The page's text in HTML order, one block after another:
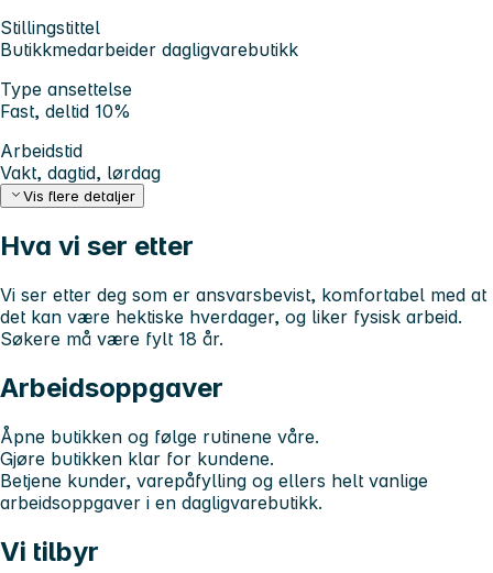
Stillingstittel
Butikkmedarbeider dagligvarebutikk
Type ansettelse
Fast, deltid 10%
Arbeidstid
Vakt, dagtid, lørdag
Vis flere detaljer
Hva vi ser etter
Vi ser etter deg som er ansvarsbevist, komfortabel med at
det kan være hektiske hverdager, og liker fysisk arbeid.
Søkere må være fylt 18 år.
Arbeidsoppgaver
Åpne butikken og følge rutinene våre.
Gjøre butikken klar for kundene.
Betjene kunder, varepåfylling og ellers helt vanlige
arbeidsoppgaver i en dagligvarebutikk.
Vi tilbyr